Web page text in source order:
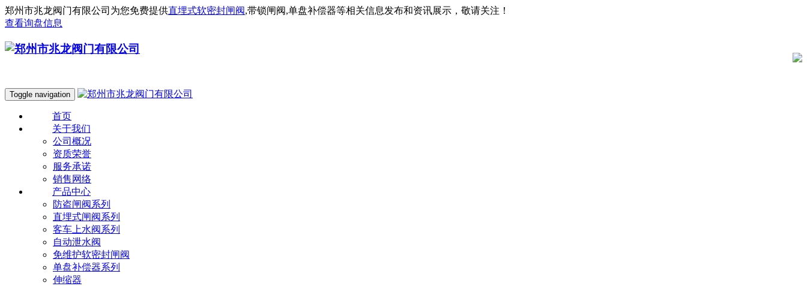
郑州市兆龙阀门有限公司为您免费提供直埋式软密封闸阀,带锁闸阀,单盘补偿器等相关信息发布和资讯展示，敬请关注！
查看询盘信息
Toggle navigation
首页
关于我们
公司概况
资质荣誉
服务承诺
销售网络
产品中心
防盗闸阀系列
直埋式闸阀系列
客车上水阀系列
自动泄水阀
免维护软密封闸阀
单盘补偿器系列
伸缩器